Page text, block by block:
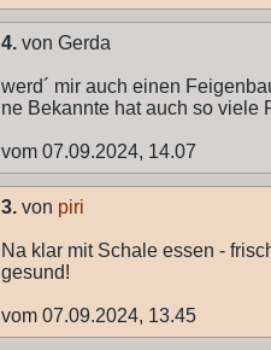
4. von Gerda
werd´ mir auch einen
ne Bekannte hat auch so viele
vom 07.09.2024, 14.07
3. von piri
Na klar mit Schale essen -
gesund!
vom 07.09.2024, 13.45